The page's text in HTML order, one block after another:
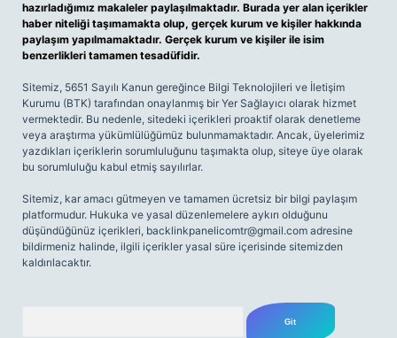
hazırladığımız makaleler paylaşılmaktadır. Burada yer alan içerikler
haber niteliği taşımamakta olup, gerçek kurum ve kişiler hakkında
paylaşım yapılmamaktadır. Gerçek kurum ve kişiler ile isim
benzerlikleri tamamen tesadüfidir.
Sitemiz, 5651 Sayılı Kanun gereğince Bilgi Teknolojileri ve İletişim
Kurumu (BTK) tarafından onaylanmış bir Yer Sağlayıcı olarak hizmet
vermektedir. Bu nedenle, sitedeki içerikleri proaktif olarak denetleme
veya araştırma yükümlülüğümüz bulunmamaktadır. Ancak, üyelerimiz
yazdıkları içeriklerin sorumluluğunu taşımakta olup, siteye üye olarak
bu sorumluluğu kabul etmiş sayılırlar.
Sitemiz, kar amacı gütmeyen ve tamamen ücretsiz bir bilgi paylaşım
platformudur. Hukuka ve yasal düzenlemelere aykırı olduğunu
düşündüğünüz içerikleri, backlinkpanelicomtr@gmail.com adresine
bildirmeniz halinde, ilgili içerikler yasal süre içerisinde sitemizden
kaldırılacaktır.